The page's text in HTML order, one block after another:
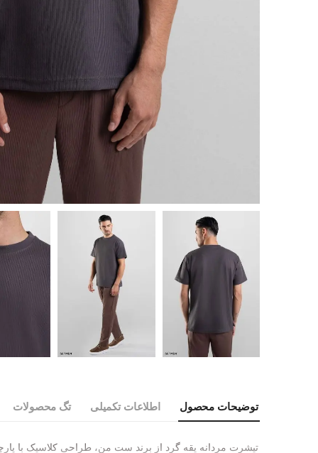
توضیحات محصول اطلاعات تکمیلی تگ محصولات
تیشرت مردانه یقه گرد از برند ست‌ من، طراحی کلاسیک با